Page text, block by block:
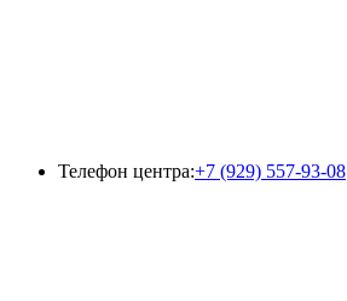
Телефон центра:+7 (929) 557-93-08